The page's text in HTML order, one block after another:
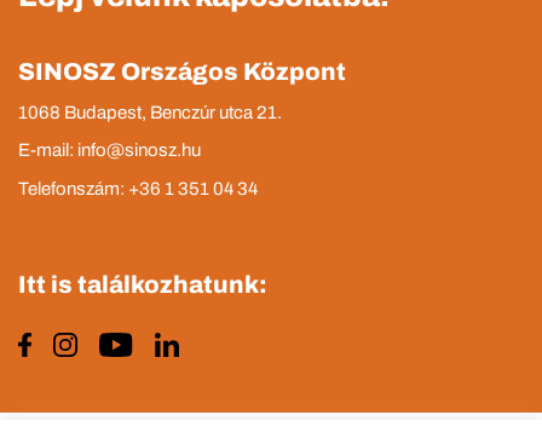
SINOSZ Országos Központ
1068 Budapest, Benczúr utca 21.
E-mail: info@sinosz.hu
Telefonszám: +36 1 351 04 34
Itt is találkozhatunk: